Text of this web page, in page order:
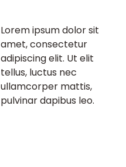
Lorem ipsum dolor sit
amet, consectetur
adipiscing elit. Ut elit
tellus, luctus nec
ullamcorper mattis,
pulvinar dapibus leo.